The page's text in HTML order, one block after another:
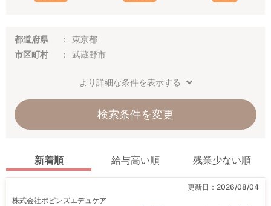
都道府県
東京都
市区町村
武蔵野市
より詳細な条件を表示する
検索条件を変更
新着順 給与高い順 残業少ない順
更新日： 2026/08/04
株式会社ポピンズエデュケア